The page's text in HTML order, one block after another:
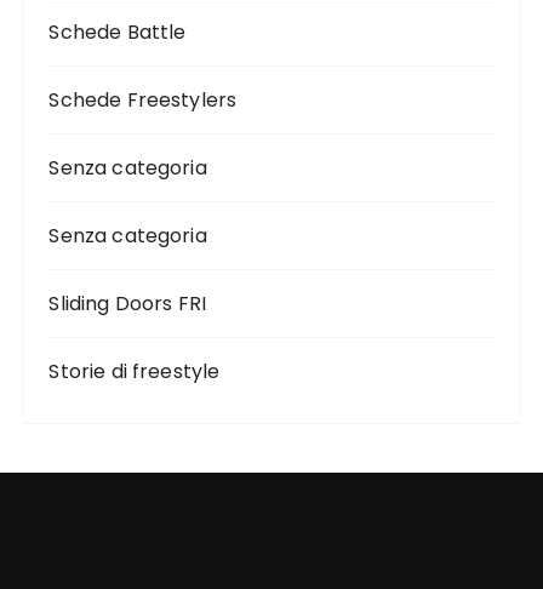
Schede Battle
Schede Freestylers
Senza categoria
Senza categoria
Sliding Doors FRI
Storie di freestyle